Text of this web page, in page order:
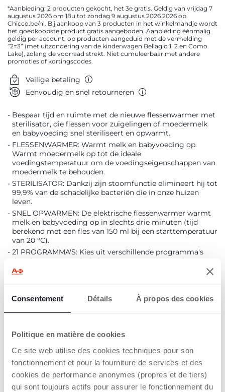
Consentement Détails À propos des cookies
Politique en matière de cookies
Ce site web utilise des cookies techniques pour son
fonctionnement et pour la fourniture de services et des
cookies de performance anonymes (propres et de tiers)
qui sont toujours actifs pour assurer le fonctionnement du
*Aanbieding: 2 producten gekocht, het 3e gratis. Geldig van vrijdag 7
augustus 2026 om 18u tot zondag 9 augustus 2026 2026 op
Chicco.be/nl. Bij aankoop van 3 producten in het winkelmandje wordt
het goedkoopste product gratis aangeboden. Aanbieding éénmalig
geldig per account, op producten aangeduid met de vermelding
“2=3” (met uitzondering van de kinderwagen Bellagio 1, 2 en Como
Lake), zolang de voorraad strekt. Niet cumuleerbaar met andere
promoties of kortingscodes.
Veilige betaling
Eenvoudig en snel retourneren
Bespaar tijd en ruimte met de nieuwe flessenwarmer met
sterilisator, die flessen voor zuigelingen of moedermelk
en babyvoeding snel steriliseert en opwarmt.
FLESSENWARMER: Warmt melk en babyvoeding op.
Warmt moedermelk op tot de ideale
voedingstemperatuur om de voedingseigenschappen van
moedermelk te behouden.
STERILISATOR: Dankzij zijn stoomfunctie elimineert hij tot
99,9% van de schadelijke bacteriën die in onze huizen
leven.
SNEL OPWARMEN: De elektrische flessenwarmer warmt
melk en babyvoeding op in slechts drie minuten (tijd
berekend met een fles van 150 ml bij een starttemperatuur
van 20 °C).
21 PROGRAMMA'S: Kies uit verschillende programma's
door het soort voedsel, de starttemperatuur en de grootte
van de fles te selecteren. Inclusief speciaal programma
baby kiezen door de flessenwarmer tot twee uur van
PRODUCT DETAILS
WAARSCHUWINGEN EN INSTRUCTIES